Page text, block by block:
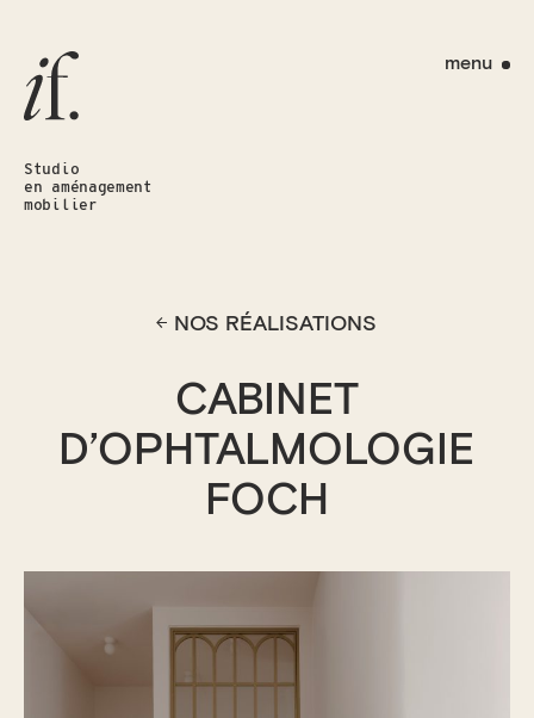
Studio
en aménagement
mobilier
menu
NOS RÉALISATIONS
CABINET
D’OPHTALMOLOGIE
FOCH